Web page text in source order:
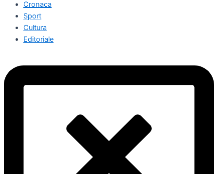
Cronaca
Sport
Cultura
Editoriale